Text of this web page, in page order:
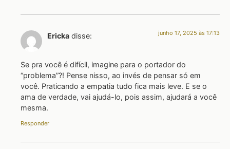
Ericka disse: junho 17, 2025 às 17:13
Se pra você é difícil, imagine para o portador do
“problema”?! Pense nisso, ao invés de pensar só em
você. Praticando a empatia tudo fica mais leve. E se o
ama de verdade, vai ajudá-lo, pois assim, ajudará a você
mesma.
Responder